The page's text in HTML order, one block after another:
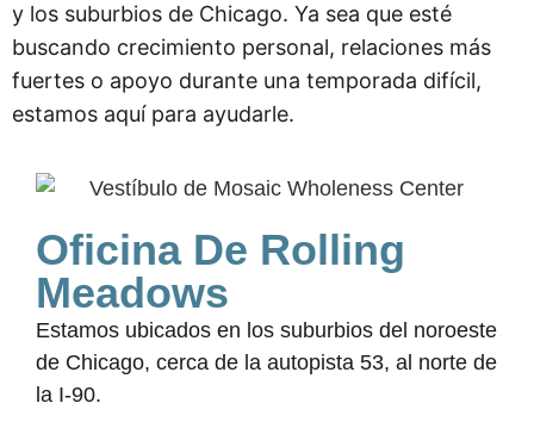
y los suburbios de Chicago. Ya sea que esté
buscando crecimiento personal, relaciones más
fuertes o apoyo durante una temporada difícil,
estamos aquí para ayudarle.
Oficina De Rolling
Meadows
Estamos ubicados en los suburbios del noroeste
de Chicago, cerca de la autopista 53, al norte de
la I-90.